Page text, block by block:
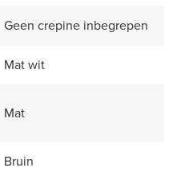
Geen crepine inbegrepen
Mat wit
Mat
Bruin